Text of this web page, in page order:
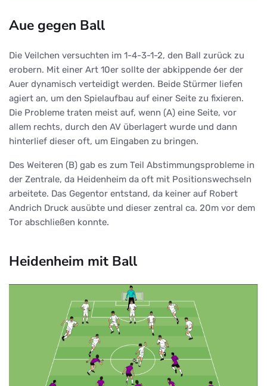
Aue gegen Ball
Die Veilchen versuchten im 1-4-3-1-2, den Ball zurück zu
erobern. Mit einer Art 10er sollte der abkippende 6er der
Auer dynamisch verteidigt werden. Beide Stürmer liefen
agiert an, um den Spielaufbau auf einer Seite zu fixieren.
Die Probleme traten meist auf, wenn (A) eine Seite, vor
allem rechts, durch den AV überlagert wurde und dann
hinterlief dieser oft, um Eingaben zu bringen.
Des Weiteren (B) gab es zum Teil Abstimmungsprobleme in
der Zentrale, da Heidenheim da oft mit Positionswechseln
arbeitete. Das Gegentor entstand, da keiner auf Robert
Andrich Druck ausübte und dieser zentral ca. 20m vor dem
Tor abschließen konnte.
Heidenheim mit Ball